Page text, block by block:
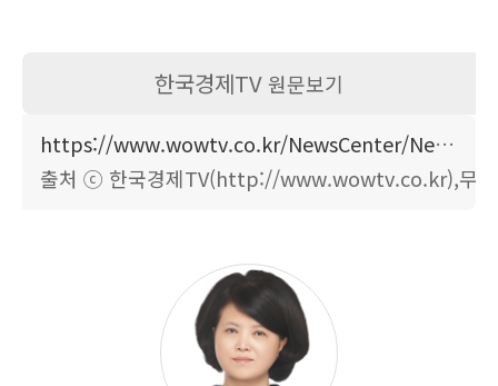
한국경제TV 원문보기
https://www.wowtv.co.kr/NewsCenter/News/Read?articleId=A202511280301
출처 ⓒ 한국경제TV(http://www.wowtv.co.kr),무단